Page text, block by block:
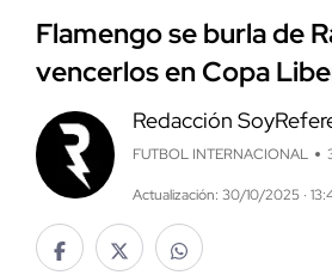
Flamengo se burla de
vencerlos en Copa
Redacción
FUTBOL INTERNACIONAL
Actualización: 30/10/2025 ·